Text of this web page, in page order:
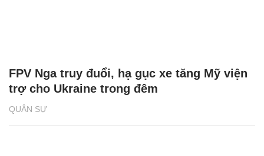
QUÂN SỰ
FPV Nga truy đuổi, hạ gục xe tăng Mỹ viện
trợ cho Ukraine trong đêm